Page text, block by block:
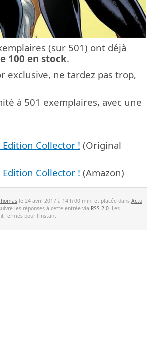
(sur 501) ont déjà
100 en stock.
exclusive, ne tardez pas trop,
à 501 exemplaires, avec une
Collector ! (Original
Collector ! (Amazon)
le 24 avril 2017 à 14 h 00 min, et placée dans Actu
suivre les réponses à cette entrée via RSS 2.0 . Les
fermés pour l'instant